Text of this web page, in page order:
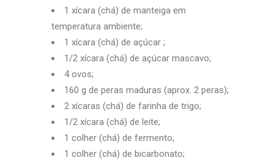
1 xícara (chá) de manteiga em
temperatura ambiente;
1 xícara (chá) de açúcar ;
1/2 xícara (chá) de açúcar mascavo;
4 ovos;
160 g de peras maduras (aprox. 2 peras);
2 xícaras (chá) de farinha de trigo;
1/2 xícara (chá) de leite;
1 colher (chá) de fermento;
1 colher (chá) de bicarbonato;